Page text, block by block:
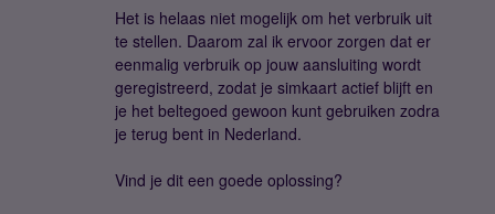
Het is helaas niet mogelijk om het verbruik uit
te stellen. Daarom zal ik ervoor zorgen dat er
eenmalig verbruik op jouw aansluiting wordt
geregistreerd, zodat je simkaart actief blijft en
je het beltegoed gewoon kunt gebruiken zodra
je terug bent in Nederland.
Vind je dit een goede oplossing?